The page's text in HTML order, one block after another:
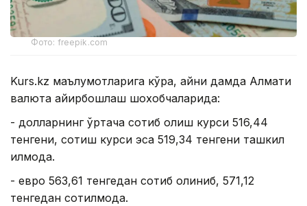
Фото: freepik.com
Kurs.kz маълумотларига кўра, айни дамда Алмати
валюта айирбошлаш шохобчаларида:
- долларнинг ўртача сотиб олиш курси 516,44
тенгени, сотиш курси эса 519,34 тенгени ташкил
қилмоқда.
- евро 563,61 тенгедан сотиб олиниб, 571,12
тенгедан сотилмоқда.